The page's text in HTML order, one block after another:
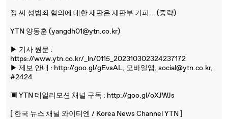
정 씨 성범죄 혐의에 대한 재판은 재판부 기피... (중략)
YTN 양동훈 (yangdh01@ytn.co.kr)
▶ 기사 원문 :
https://www.ytn.co.kr/_ln/0115_202310302324237172
▶ 제보 안내 : http://goo.gl/gEvsAL, 모바일앱, social@ytn.co.kr,
#2424
▣ YTN 데일리모션 채널 구독 : http://goo.gl/oXJWJs
[ 한국 뉴스 채널 와이티엔 / Korea News Channel YTN ]